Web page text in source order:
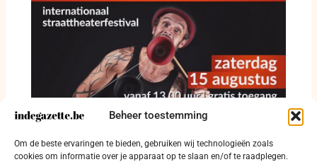
Beheer toestemming
Om de beste ervaringen te bieden, gebruiken wij technologieën zoals
cookies om informatie over je apparaat op te slaan en/of te raadplegen.
Straattheater krijgt vrije baan op Grote Markt
in Diksmuide